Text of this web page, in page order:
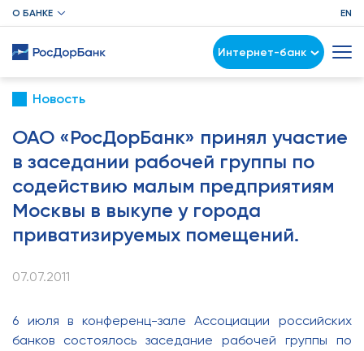
О БАНКЕ EN
Интернет-банк
Новость
ОАО «РосДорБанк» принял участие
в заседании рабочей группы по
содействию малым предприятиям
Москвы в выкупе у города
приватизируемых помещений.
07.07.2011
6 июля в конференц-зале Ассоциации российских
банков состоялось заседание рабочей группы по